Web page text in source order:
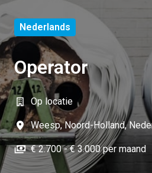
Nederlands
Operator
Op locatie
Weesp, Noord-Holland,
€ 2.700 - € 3.000 per maand